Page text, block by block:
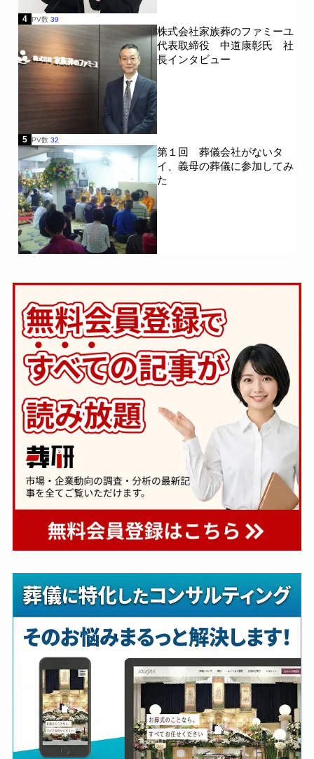
4 PV数 39
株式会社家族葬のファミーユ
代表取締役 中道康彰氏 社
長インタビュー
5 PV数 32
第１回 葬儀会社がないタ
イ、義母の葬儀に参加してみ
た